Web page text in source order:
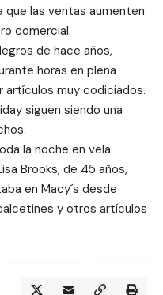
que las ventas aumenten
comercial.
de hace años,
horas en plena
artículos muy codiciados.
siguen siendo una
la noche en vela
Brooks, de 45 años,
en Macy´s desde
y otros artículos